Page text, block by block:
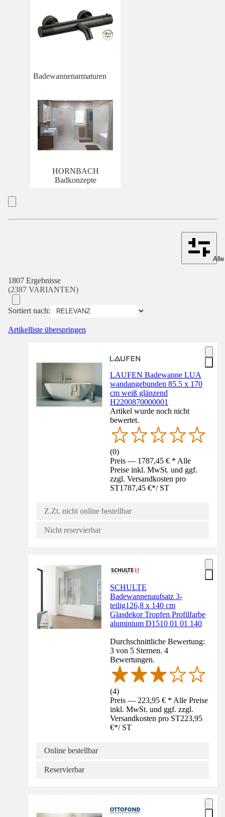
Badewannenarmaturen
HORNBACH
Badkonzepte
1807 Ergebnisse
(2387 VARIANTEN)
Sortiert nach:
Artikelliste überspringen
LAUFEN Badewanne LUA
wandangebunden 85.5 x 170
cm weiß glänzend
H2200870000001
Artikel wurde noch nicht
bewertet.
(0)
Preis — 1787,45 € * Alle
Preise inkl. MwSt. und ggf.
zzgl. Versandkosten pro
ST1787,45 €*/ ST
Z.Zt. nicht online bestellbar
Nicht reservierbar
SCHULTE
Badewannenaufsatz 3-
teilig126,8 x 140 cm
Glasdekor Tropfen Profilfarbe
aluminium D1510 01 01 140
Durchschnittliche Bewertung:
3 von 5 Sternen. 4
Bewertungen.
(4)
Preis — 223,95 € * Alle Preise
inkl. MwSt. und ggf. zzgl.
Versandkosten pro ST223,95
€*/ ST
Online bestellbar
Reservierbar